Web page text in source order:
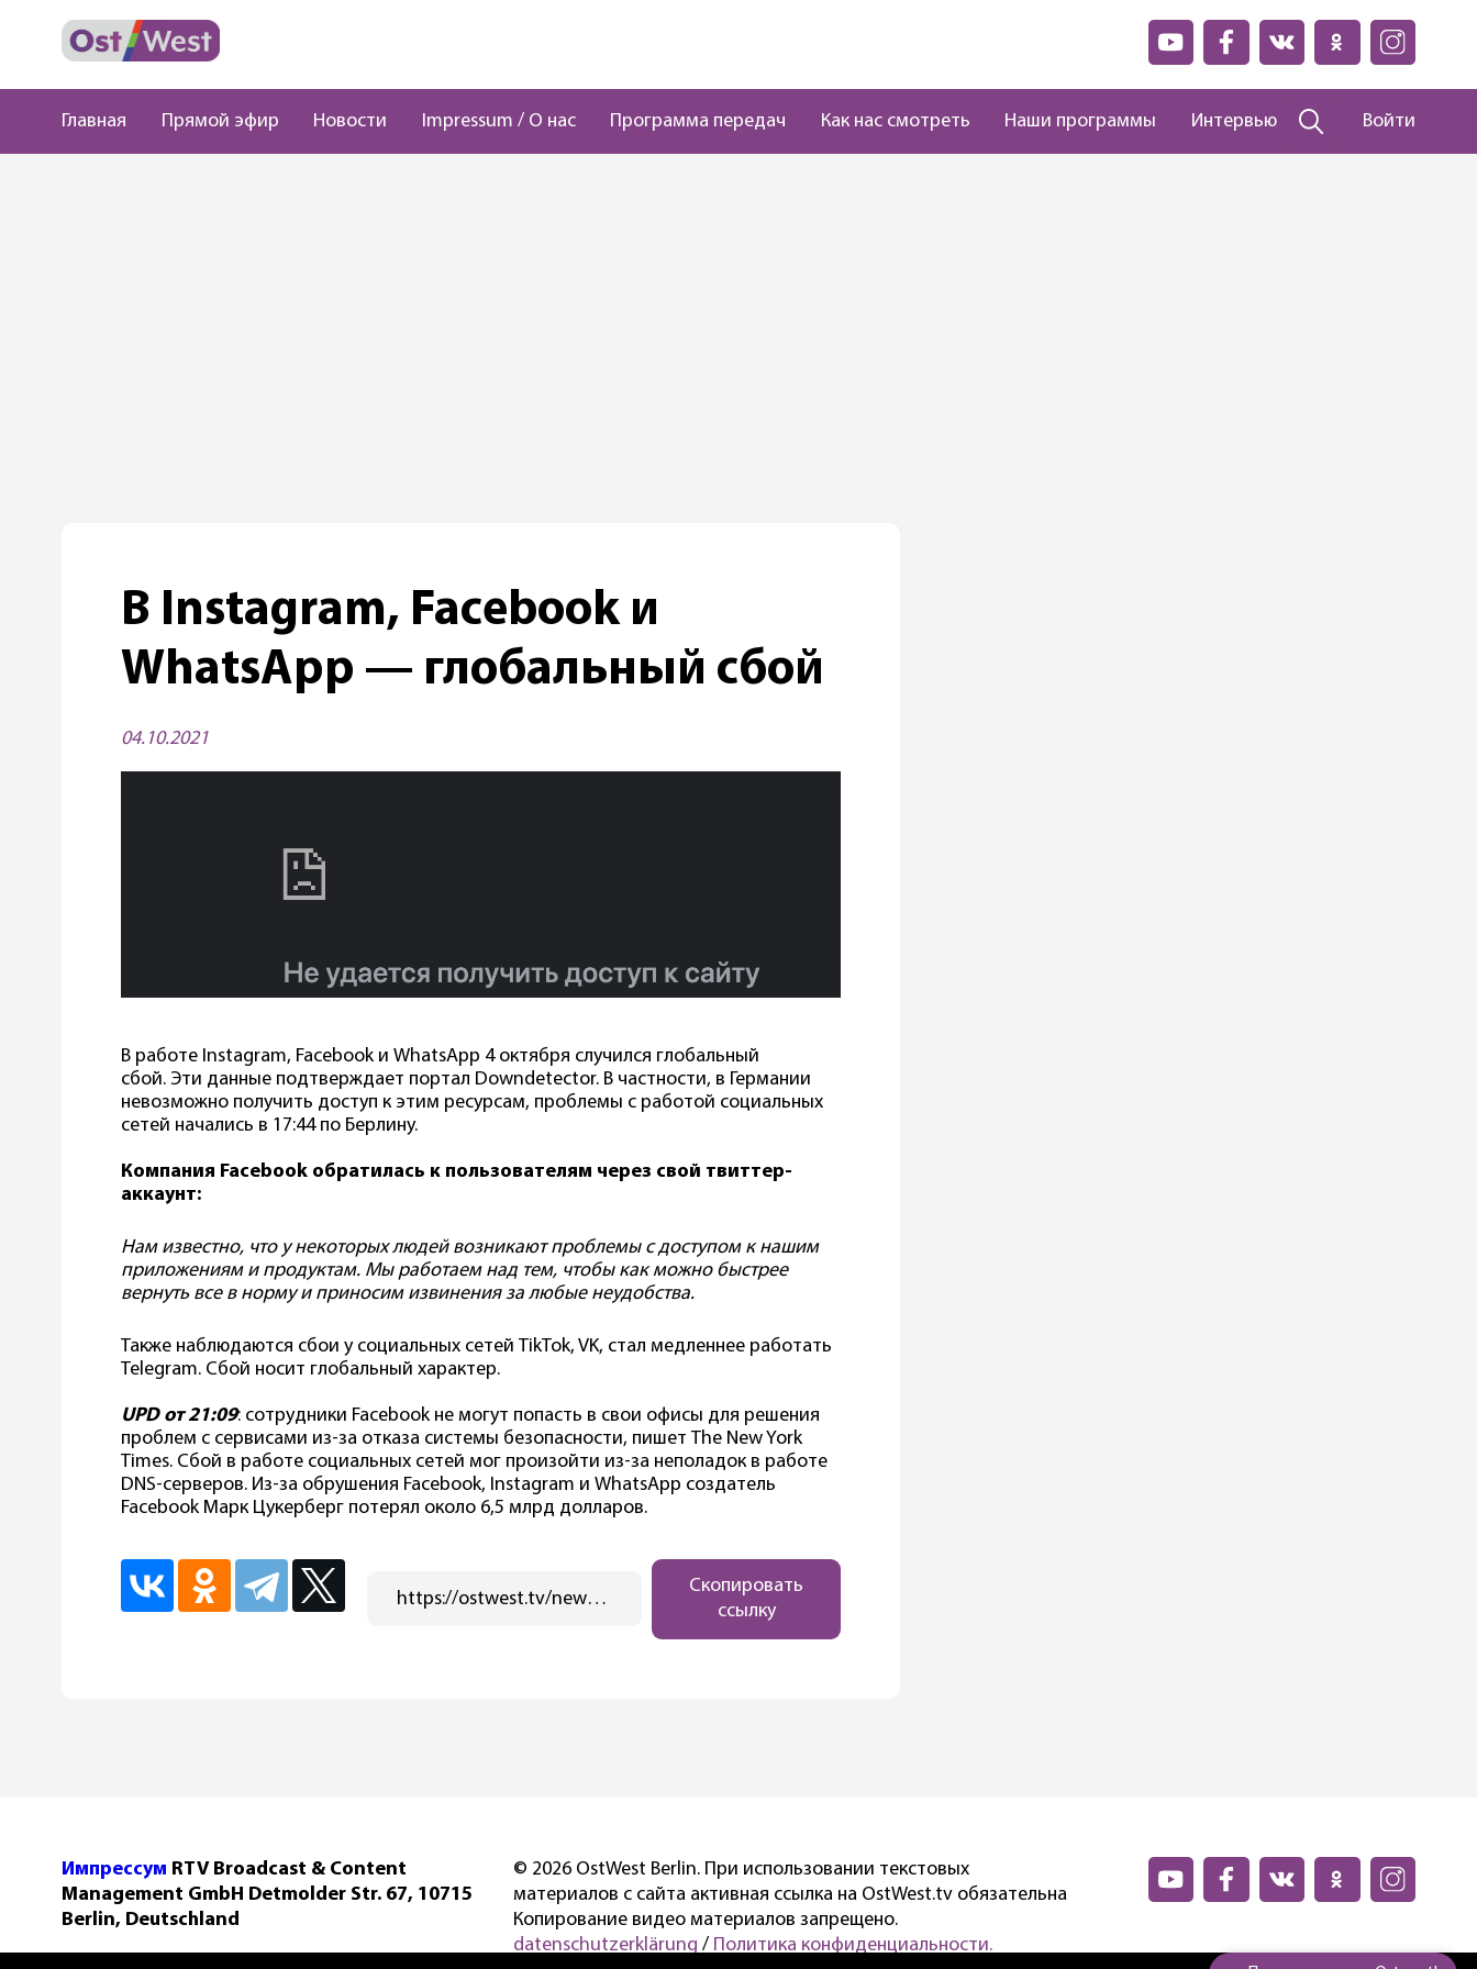
Главная Прямой эфир Новости Impressum / О нас Программа передач Как нас смотреть Наши программы Интервью Войти
В Instagram, Facebook и
WhatsApp — глобальный сбой
04.10.2021
В работе Instagram, Facebook и WhatsApp 4 октября случился глобальный
сбой. Эти данные подтверждает портал Downdetector. В частности, в Германии
невозможно получить доступ к этим ресурсам, проблемы с работой социальных
сетей начались в 17:44 по Берлину.
Компания Facebook обратилась к пользователям через свой твиттер-
аккаунт:
Нам известно, что у некоторых людей возникают проблемы с доступом к нашим
приложениям и продуктам. Мы работаем над тем, чтобы как можно быстрее
вернуть все в норму и приносим извинения за любые неудобства.
Также наблюдаются сбои у социальных сетей TikTok, VK, стал медленнее работать
Telegram. Сбой носит глобальный характер.
UPD от 21:09: сотрудники Facebook не могут попасть в свои офисы для решения
проблем с сервисами из-за отказа системы безопасности, пишет The New York
Times. Сбой в работе социальных сетей мог произойти из-за неполадок в работе
DNS-серверов. Из-за обрушения Facebook, Instagram и WhatsApp создатель
Facebook Марк Цукерберг потерял около 6,5 млрд долларов.
https://ostwest.tv/news/v-instagram-facebook-i-whatsapp-globalnyj-sboj/
Скопировать
ссылку
Импрессум RTV Broadcast & Content
Management GmbH Detmolder Str. 67, 10715
Berlin, Deutschland
© 2026 OstWest Berlin. При использовании текстовых
материалов с сайта активная ссылка на OstWest.tv обязательна
Копирование видео материалов запрещено.
datenschutzerklärung / Политика конфиденциальности.